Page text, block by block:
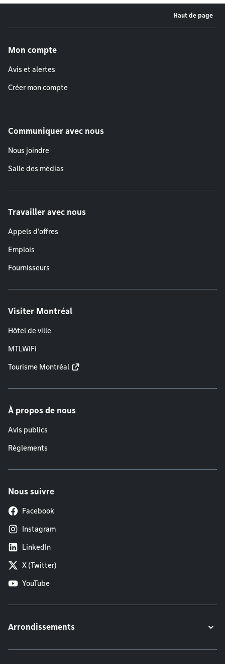
Haut de page
Mon compte
Avis et alertes
Créer mon compte
Communiquer avec nous
Nous joindre
Salle des médias
Travailler avec nous
Appels d'offres
Emplois
Fournisseurs
Visiter Montréal
Hôtel de ville
MTLWiFi
Tourisme Montréal
À propos de nous
Avis publics
Règlements
Nous suivre
Facebook
Instagram
LinkedIn
X (Twitter)
YouTube
Arrondissements